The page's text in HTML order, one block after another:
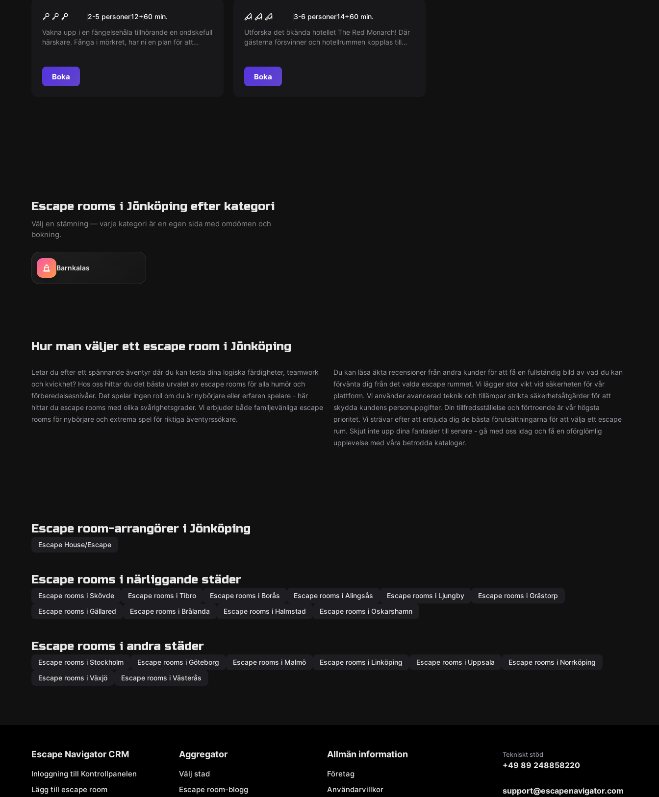
Dungeons - The Darkness
2-5 personer12+60 min.
Vakna upp i en fängelsehåla tillhörande en ondskefull
härskare. Fånga i mörkret, har ni en plan för att
Shadow' och 'The Darkness'.
Boka
The Hotel3-6 personer14+60 min.
Utforska det ökända hotellet The Red Monarch! Där
gästerna försvinner och hotellrummen kopplas till
Boka
Escape rooms i Jönköping efter kategori
Välj en stämning — varje kategori är en egen sida med omdömen och
bokning.
Barnkalas
Hur man väljer ett escape room i Jönköping
Letar du efter ett spännande äventyr där du kan testa dina logiska färdigheter, teamwork
och kvickhet? Hos oss hittar du det bästa urvalet av escape rooms för alla humör och
förberedelsesnivåer. Det spelar ingen roll om du är nybörjare eller erfaren spelare - här
hittar du escape rooms med olika svårighetsgrader. Vi erbjuder både familjevänliga escape
rooms för nybörjare och extrema spel för riktiga äventyrssökare.
Du kan läsa äkta recensioner från andra kunder för att få en fullständig bild av vad du kan
förvänta dig från det valda escape rummet. Vi lägger stor vikt vid säkerheten för vår
plattform. Vi använder avancerad teknik och tillämpar strikta säkerhetsåtgärder för att
skydda kundens personuppgifter. Din tillfredsställelse och förtroende är vår högsta
prioritet. Vi strävar efter att erbjuda dig de bästa förutsättningarna för att välja ett escape
rum. Skjut inte upp dina fantasier till senare - gå med oss idag och få en oförglömlig
upplevelse med våra betrodda kataloger.
Escape room-arrangörer i Jönköping
Escape House/Escape
Escape rooms i närliggande städer
Escape rooms i Skövde Escape rooms i Tibro Escape rooms i Borås Escape rooms i Alingsås Escape rooms i Ljungby
Escape rooms i Grästorp
Escape rooms i Gällared
Escape rooms i Brålanda Escape rooms i Halmstad Escape rooms i Oskarshamn
Escape rooms i andra städer
Escape rooms i Stockholm Escape rooms i Göteborg Escape rooms i Malmö Escape rooms i Linköping Escape rooms i Uppsala
Escape rooms i Norrköping
Escape rooms i Växjö
Escape rooms i Västerås
Escape Navigator CRM
Inloggning till Kontrollpanelen
Lägg till escape room
Aggregator
Välj stad
Escape room-blogg
Allmän information
Företag
Användarvillkor
Tekniskt stöd
+49 89 248858220
support@escapenavigator.com